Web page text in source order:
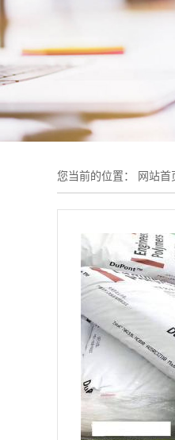
您当前的位置： 网站首